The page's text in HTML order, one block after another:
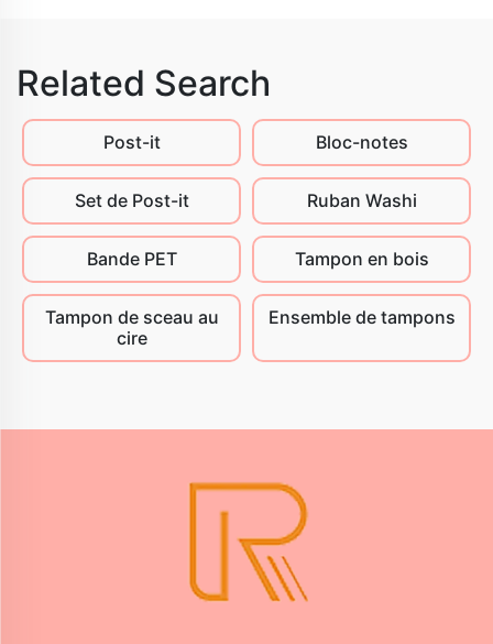
Related Search
Post-it Bloc-notes
Set de Post-it Ruban Washi
Bande PET Tampon en bois
Tampon de sceau au
cire
Ensemble de tampons